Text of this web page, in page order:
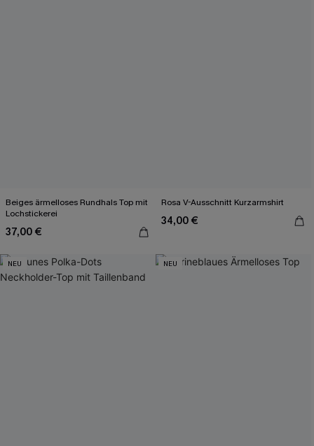
Beiges ärmelloses Rundhals Top mit
Lochstickerei
37,00 €
Rosa V-Ausschnitt Kurzarmshirt
34,00 €
NEU NEU